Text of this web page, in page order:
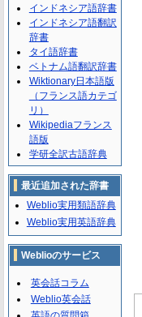
インドネシア語辞書
インドネシア語翻訳
辞書
タイ語辞書
ベトナム語翻訳辞書
Wiktionary日本語版
（フランス語カテゴ
リ）
Wikipediaフランス
語版
学研全訳古語辞典
最近追加された辞書
Weblio実用類語辞典
Weblio実用英語辞典
Weblioのサービス
英会話コラム
Weblio英会話